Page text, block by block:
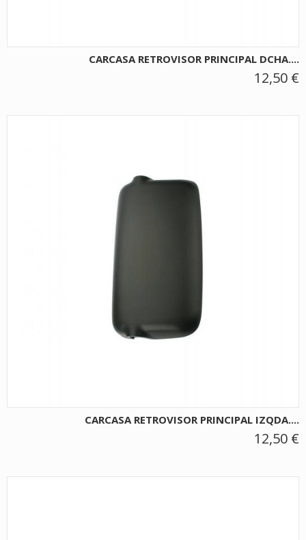
CARCASA RETROVISOR PRINCIPAL DCHA....
12,50 €
CARCASA RETROVISOR PRINCIPAL IZQDA....
12,50 €